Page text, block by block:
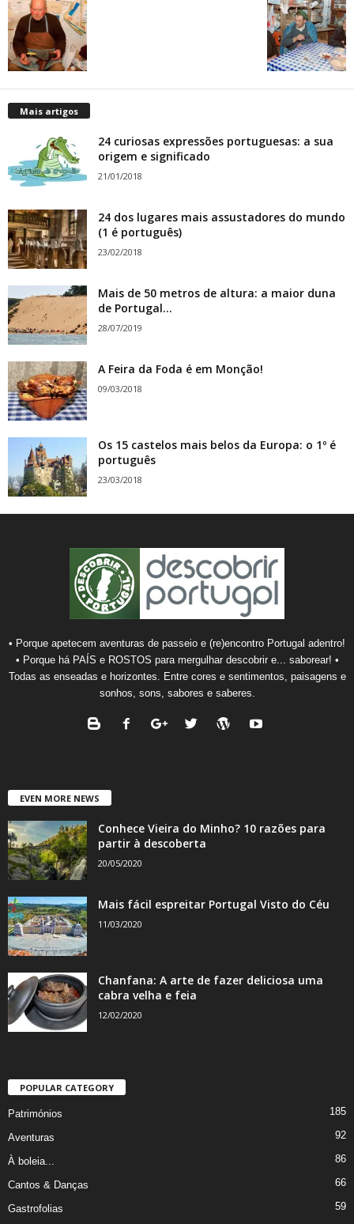
Mais artigos
24 curiosas expressões portuguesas: a sua
origem e significado
21/01/2018
24 dos lugares mais assustadores do mundo
(1 é português)
23/02/2018
Mais de 50 metros de altura: a maior duna
de Portugal...
28/07/2019
A Feira da Foda é em Monção!
09/03/2018
Os 15 castelos mais belos da Europa: o 1º é
português
23/03/2018
• Porque apetecem aventuras de passeio e (re)encontro Portugal adentro!
• Porque há PAÍS e ROSTOS para mergulhar descobrir e... saborear! •
Todas as enseadas e horizontes. Entre cores e sentimentos, paisagens e
sonhos, sons, sabores e saberes.
EVEN MORE NEWS
Conhece Vieira do Minho? 10 razões para
partir à descoberta
20/05/2020
Mais fácil espreitar Portugal Visto do Céu
11/03/2020
Chanfana: A arte de fazer deliciosa uma
cabra velha e feia
12/02/2020
POPULAR CATEGORY
Patrimónios 185
Aventuras 92
À boleia... 86
Cantos & Danças 66
Gastrofolias 59